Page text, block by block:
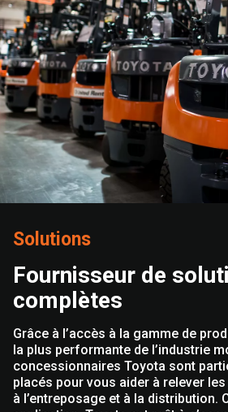
Solutions
Fournisseur de
complètes
Grâce à l’accès à la gamme de
la plus performante de l’industrie
concessionnaires Toyota sont
placés pour vous aider à relever
à l’entreposage et à la distribution.